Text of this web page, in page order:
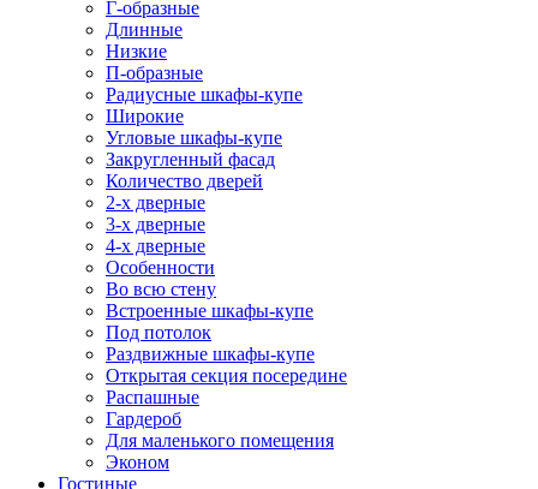
Г-образные
Длинные
Низкие
П-образные
Радиусные шкафы-купе
Широкие
Угловые шкафы-купе
Закругленный фасад
Количество дверей
2-х дверные
3-х дверные
4-х дверные
Особенности
Во всю стену
Встроенные шкафы-купе
Под потолок
Раздвижные шкафы-купе
Открытая секция посередине
Распашные
Гардероб
Для маленького помещения
Эконом
Гостиные